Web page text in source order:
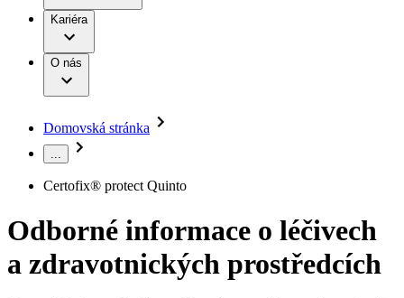
Léčba bolesti
Mimotělní očišťování krve
Nutriční terapie
Onkologie
Páteřní chirurgie
Péče o rány
Péče o stomii
Prevence a kontrola infekcí
Onemocnění
B. Braun Avitum
Práce a kariéra
Naše kultura
Vaše příležitost​
Odpovědnost
Média
Kontakt
Kontaktní formulář
Registrace k odběru newsletteru
Společnost
Kariéra
O nás
Domovská stránka
...
Certofix® protect Quinto
Odborné informace o léčivech
a zdravotnických prostředcích